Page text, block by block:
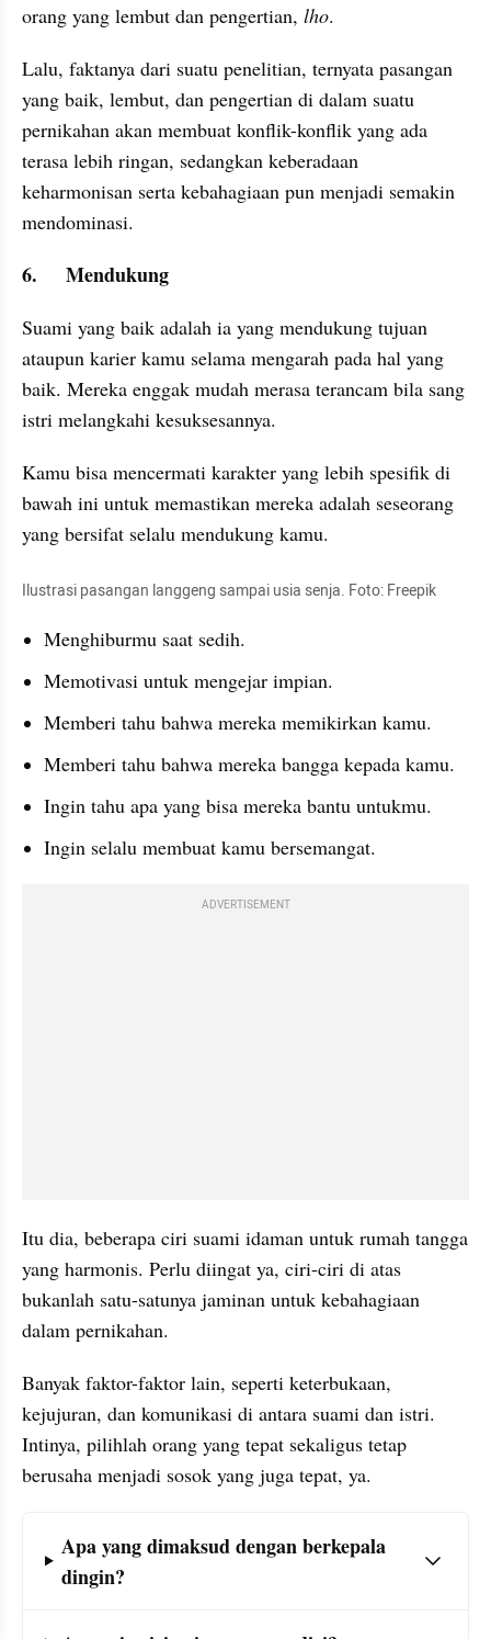
orang yang lembut dan pengertian, lho.
Lalu, faktanya dari suatu penelitian, ternyata pasangan
yang baik, lembut, dan pengertian di dalam suatu
pernikahan akan membuat konflik-konflik yang ada
terasa lebih ringan, sedangkan keberadaan
keharmonisan serta kebahagiaan pun menjadi semakin
mendominasi.
6.	Mendukung
Suami yang baik adalah ia yang mendukung tujuan
ataupun karier kamu selama mengarah pada hal yang
baik. Mereka enggak mudah merasa terancam bila sang
istri melangkahi kesuksesannya.
Kamu bisa mencermati karakter yang lebih spesifik di
bawah ini untuk memastikan mereka adalah seseorang
yang bersifat selalu mendukung kamu.
Ilustrasi pasangan langgeng sampai usia senja. Foto: Freepik
Menghiburmu saat sedih.
Memotivasi untuk mengejar impian.
Memberi tahu bahwa mereka memikirkan kamu.
Memberi tahu bahwa mereka bangga kepada kamu.
Ingin tahu apa yang bisa mereka bantu untukmu.
Ingin selalu membuat kamu bersemangat.
ADVERTISEMENT
Itu dia, beberapa ciri suami idaman untuk rumah tangga
yang harmonis. Perlu diingat ya, ciri-ciri di atas
bukanlah satu-satunya jaminan untuk kebahagiaan
dalam pernikahan.
Banyak faktor-faktor lain, seperti keterbukaan,
kejujuran, dan komunikasi di antara suami dan istri.
Intinya, pilihlah orang yang tepat sekaligus tetap
berusaha menjadi sosok yang juga tepat, ya.
Apa yang dimaksud dengan berkepala
dingin?